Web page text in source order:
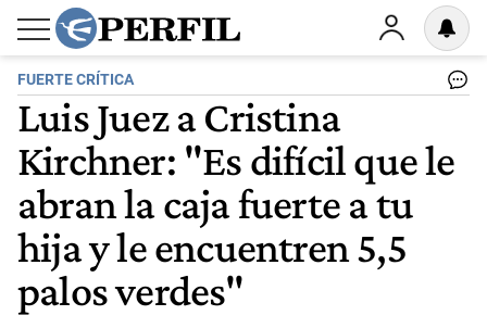
FUERTE CRÍTICA
Luis Juez a Cristina
Kirchner: "Es difícil que le
abran la caja fuerte a tu
hija y le encuentren 5,5
palos verdes"